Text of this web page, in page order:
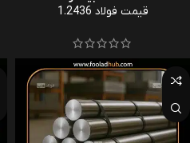
قیمت فولاد 1.2436